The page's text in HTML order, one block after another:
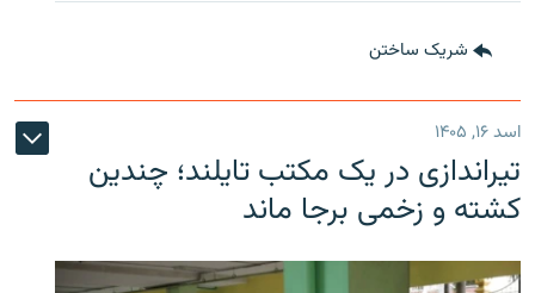
شریک ساختن
اسد ۱۶, ۱۴۰۵
تیراندازی در یک مکتب تایلند؛ چندین
کشته و زخمی برجا ماند